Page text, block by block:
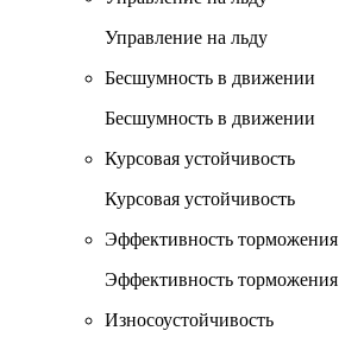
Управление на льду
Бесшумность в движении
Бесшумность в движении
Курсовая устойчивость
Курсовая устойчивость
Эффективность торможения
Эффективность торможения
Износоустойчивость